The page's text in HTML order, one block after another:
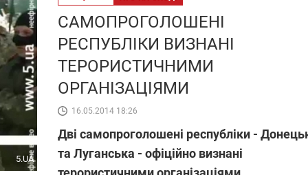
5.UA
CАМОПРОГОЛОШЕНІ
РЕСПУБЛІКИ ВИЗНАНІ
ТЕРОРИСТИЧНИМИ
ОРГАНІЗАЦІЯМИ
16.05.2014 18:26
Дві самопроголошені республіки -
та Луганська - офіційно визнані